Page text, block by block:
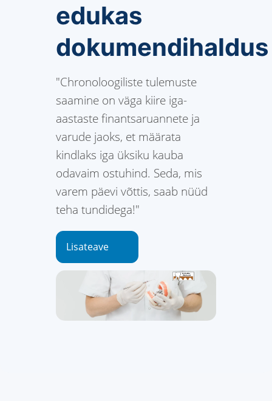
edukas
dokumendihaldus
"Chronoloogiliste tulemuste
saamine on väga kiire iga-
aastaste finantsaruannete ja
varude jaoks, et määrata
kindlaks iga üksiku kauba
odavaim ostuhind. Seda, mis
varem päevi võttis, saab nüüd
teha tundidega!"
Lisateave